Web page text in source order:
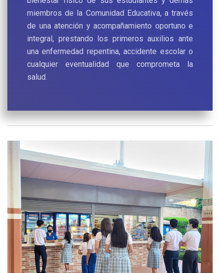
miembros de la Comunidad Educativa, a través
de una atención y acompañamiento oportuno e
integral, prestando los primeros auxilios ante
una enfermedad repentina, accidente escolar o
cualquier eventualidad que comprometa la
salud.